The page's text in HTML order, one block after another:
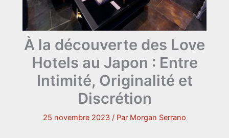
À la découverte des Love
Hotels au Japon : Entre
Intimité, Originalité et
Discrétion
25 novembre 2023 / Par Morgan Serrano